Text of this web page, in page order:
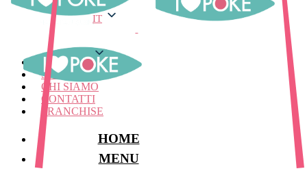
IT
MENU
STORES
CHI SIAMO
CONTATTI
FRANCHISE
HOME
MENU